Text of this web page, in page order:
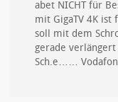
abet NICHT für
mit GigaTV 4K ist
soll mit dem
gerade
Sch.e……